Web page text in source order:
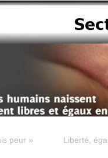
peur »
Liberté,